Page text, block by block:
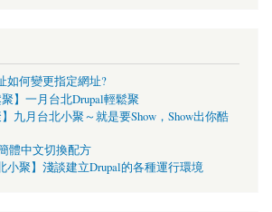
如何變更指定網址?
聚】一月台北Drupal輕鬆聚
】九月台北小聚～就是要Show，Show出你酷
體中文切換配方
小聚】淺談建立Drupal的各種運行環境